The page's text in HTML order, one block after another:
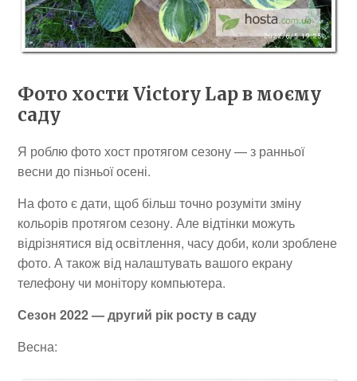
Фото хости Victory Lap в моєму
саду
Я роблю фото хост протягом сезону — з ранньої
весни до пізньої осені.
На фото є дати, щоб більш точно розуміти зміну
кольорів протягом сезону. Але відтінки можуть
відрізнятися від освітлення, часу доби, коли зроблене
фото. А також від налаштувать вашого екрану
телефону чи монітору компьютера.
Сезон 2022 — другий рік росту в саду
Весна: